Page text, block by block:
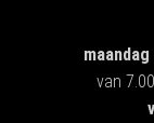
van